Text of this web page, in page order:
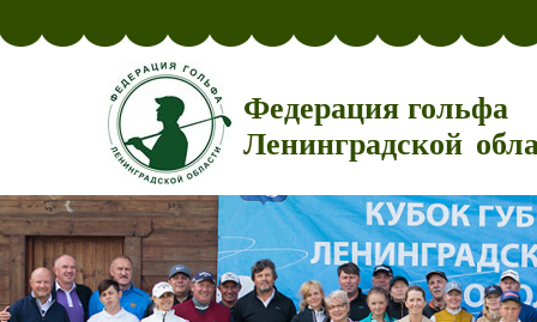
Федерация гольфа
Ленинградской